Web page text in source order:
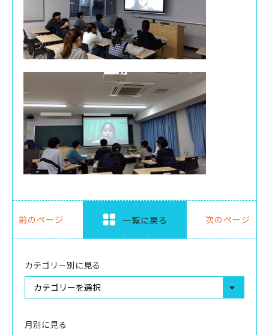
前のページ 一覧に戻る 次のページ
カテゴリー別に見る
月別に見る